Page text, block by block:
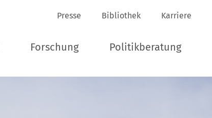
Presse Bibliothek Karriere
Forschung Politikberatung